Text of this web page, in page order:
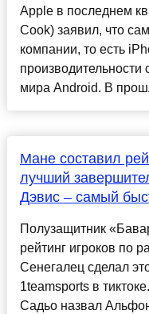
Apple в последнем
Cook) заявил, что
компании, то есть
мира Android. В
Мане составил
лучший
Дэвис – самый
Полузащитник
рейтинг игроков по
Сенегалец сделал
1teamsports в
Садьо назвал